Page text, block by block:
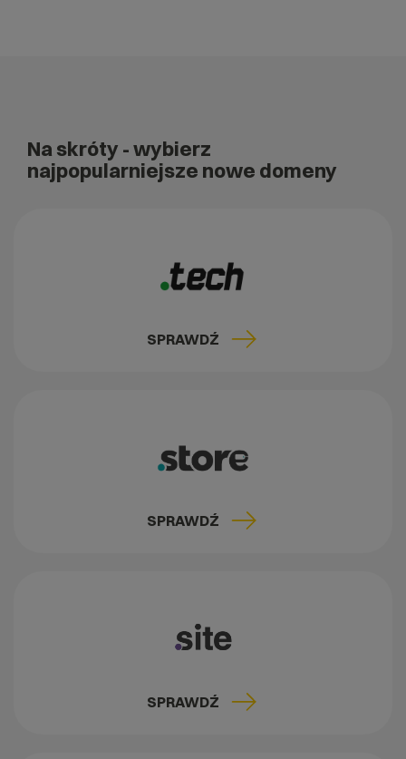
Na skróty - wybierz
najpopularniejsze nowe domeny
SPRAWDŹ
SPRAWDŹ
SPRAWDŹ